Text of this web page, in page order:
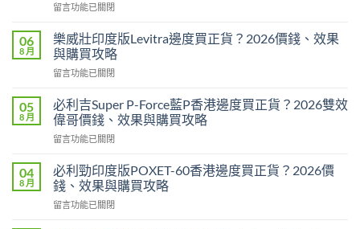
在
度
壯
陽
藥
港
邊
度
買
安
全？
網
留言功能已關閉
06
8 月
樂威壯印度版Levitra邊度買正貨？2026價錢、效果
與購買攻略
在
威
壯
印
度
Levitra
邊
度
買
留言功能已關閉
05
8 月
必利吉Super P-Force藍P香港邊度買正貨？2026雙效
偉哥價錢、效果與購買攻略
在
利
吉
Super
P-
留言功能已關閉
04
8 月
必利勁印度版POXET-60香港邊度買正貨？2026價
錢、效果與購買攻略
在
留言功能已關閉